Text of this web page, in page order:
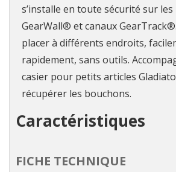
s’installe en toute sécurité sur
GearWall® et canaux
placer à différents endroits,
rapidement, sans outils.
casier pour petits articles
récupérer les bouchons.
Caractéristiques
FICHE TECHNIQUE